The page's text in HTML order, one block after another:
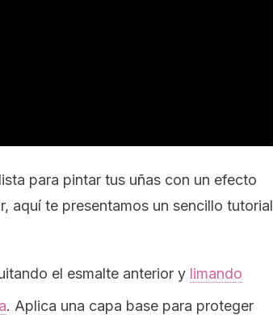
para pintar tus uñas con un efecto
aquí te presentamos un sencillo tutorial
el esmalte anterior y limando
. Aplica una capa base para proteger